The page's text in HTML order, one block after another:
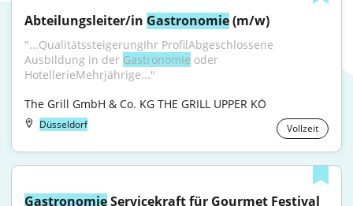
Abteilungsleiter/in Gastronomie (m/w)
"...QualitätssteigerungIhr ProfilAbgeschlossene
Ausbildung in der Gastronomie oder
HotellerieMehrjährige..."
The Grill GmbH & Co. KG THE GRILL UPPER KÖ
Düsseldorf Vollzeit
Gastronomie Servicekraft für Gourmet Festival